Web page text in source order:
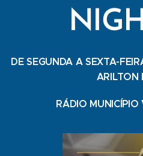
DE SEGUNDA A SEXTA-
ARILTON
RÁDIO MUNICÍPIO